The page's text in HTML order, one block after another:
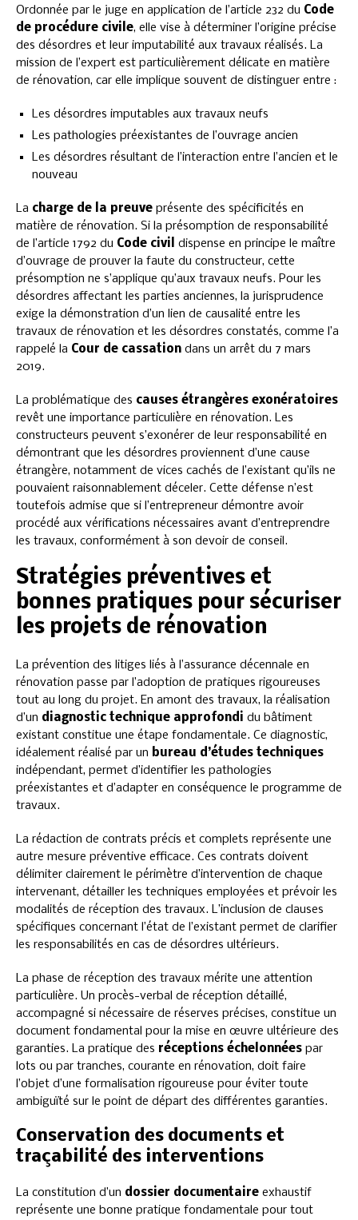
Ordonnée par le juge en application de l’article 232 du Code
de procédure civile, elle vise à déterminer l’origine précise
des désordres et leur imputabilité aux travaux réalisés. La
mission de l’expert est particulièrement délicate en matière
de rénovation, car elle implique souvent de distinguer entre :
Les désordres imputables aux travaux neufs
Les pathologies préexistantes de l’ouvrage ancien
Les désordres résultant de l’interaction entre l’ancien et le
nouveau
La charge de la preuve présente des spécificités en
matière de rénovation. Si la présomption de responsabilité
de l’article 1792 du Code civil
dispense en principe le maître
d’ouvrage de prouver la faute du constructeur, cette
présomption ne s’applique qu’aux travaux neufs. Pour les
désordres affectant les parties anciennes, la jurisprudence
exige la démonstration d’un lien de causalité entre les
travaux de rénovation et les désordres constatés, comme l’a
rappelé la Cour de cassation dans un arrêt du 7 mars
2019.
La problématique des causes étrangères exonératoires
revêt une importance particulière en rénovation. Les
constructeurs peuvent s’exonérer de leur responsabilité en
démontrant que les désordres proviennent d’une cause
étrangère, notamment de vices cachés de l’existant qu’ils ne
pouvaient raisonnablement déceler. Cette défense n’est
toutefois admise que si l’entrepreneur démontre avoir
procédé aux vérifications nécessaires avant d’entreprendre
les travaux, conformément à son devoir de conseil.
Stratégies préventives et
bonnes pratiques pour sécuriser
les projets de rénovation
La prévention des litiges liés à l’assurance décennale en
rénovation passe par l’adoption de pratiques rigoureuses
tout au long du projet. En amont des travaux, la réalisation
d’un diagnostic technique approfondi du bâtiment
existant constitue une étape fondamentale. Ce diagnostic,
idéalement réalisé par un bureau d’études techniques
indépendant, permet d’identifier les pathologies
préexistantes et d’adapter en conséquence le programme de
travaux.
La rédaction de contrats précis et complets représente une
autre mesure préventive efficace. Ces contrats doivent
délimiter clairement le périmètre d’intervention de chaque
intervenant, détailler les techniques employées et prévoir les
modalités de réception des travaux. L’inclusion de clauses
spécifiques concernant l’état de l’existant permet de clarifier
les responsabilités en cas de désordres ultérieurs.
La phase de réception des travaux mérite une attention
particulière. Un procès-verbal de réception détaillé,
accompagné si nécessaire de réserves précises, constitue un
document fondamental pour la mise en œuvre ultérieure des
garanties. La pratique des réceptions échelonnées par
lots ou par tranches, courante en rénovation, doit faire
l’objet d’une formalisation rigoureuse pour éviter toute
ambiguïté sur le point de départ des différentes garanties.
Conservation des documents et
traçabilité des interventions
La constitution d’un dossier documentaire exhaustif
représente une bonne pratique fondamentale pour tout